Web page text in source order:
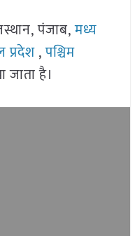
पंजाब,मध्य
प्रदेश,पश्चिम
है।